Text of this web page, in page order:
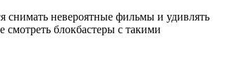
снимать невероятные фильмы и удивлять
блокбастеры с такими